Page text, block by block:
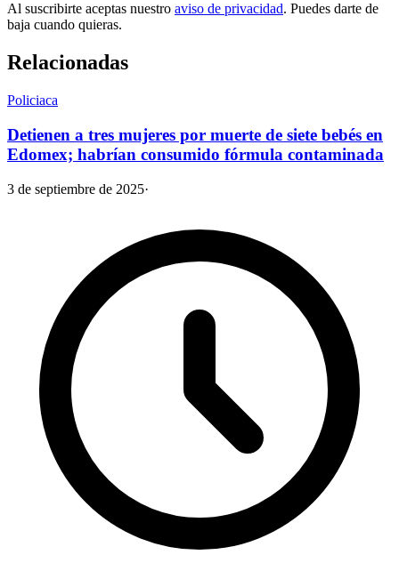
Al suscribirte aceptas nuestro aviso de privacidad. Puedes darte de
baja cuando quieras.
Relacionadas
Policiaca
Detienen a tres mujeres por muerte de siete bebés en
Edomex; habrían consumido fórmula contaminada
3 de septiembre de 2025·